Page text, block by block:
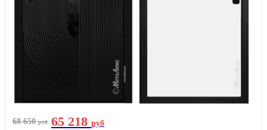
68 650руб 65 218 руб